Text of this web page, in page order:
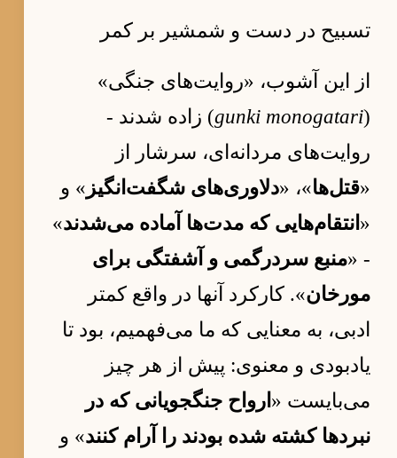
تسبیح در دست و شمشیر بر کمر
از این آشوب، «روایت‌های جنگی»
(
gunki monogatari) زاده شدند -
روایت‌های مردانه‌ای، سرشار از
«قتل‌ها»، «دلاوری‌های شگفت‌انگیز » و
« انتقام‌هایی که مدت‌ها آماده می‌شدند»
- «منبع سردرگمی و آشفتگی برای
مورخان». کارکرد آنها در واقع کمتر
ادبی، به معنایی که ما می‌فهمیم، بود تا
یادبودی و معنوی: پیش از هر چیز
می‌بایست « ارواح جنگجویانی که در
نبردها کشته شده بودند را آرام کنند» و